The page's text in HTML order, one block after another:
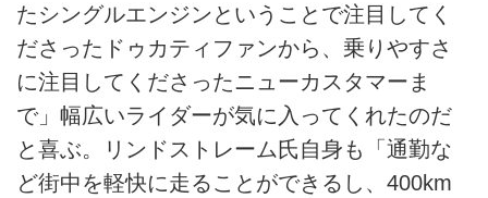
たシングルエンジンということで注目してく
ださったドゥカティファンから、乗りやすさ
に注目してくださったニューカスタマーま
で」幅広いライダーが気に入ってくれたのだ
と喜ぶ。リンドストレーム氏自身も「通勤な
ど街中を軽快に走ることができるし、400km